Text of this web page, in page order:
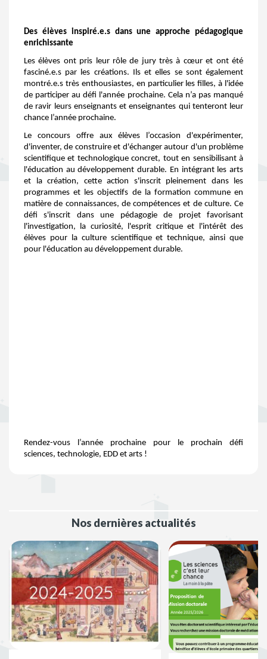
Des élèves inspiré.e.s dans une approche pédagogique
enrichissante
Les élèves ont pris leur rôle de jury très à cœur et ont été
fasciné.e.s par les créations. Ils et elles se sont également
montré.e.s très enthousiastes, en particulier les filles, à l'idée
de participer au défi l'année prochaine. Cela n’a pas manqué
de ravir leurs enseignants et enseignantes qui tenteront leur
chance l’année prochaine.
Le concours offre aux élèves l’occasion d'expérimenter,
d'inventer, de construire et d'échanger autour d'un problème
scientifique et technologique concret, tout en sensibilisant à
l'éducation au développement durable. En intégrant les arts
et la création, cette action s'inscrit pleinement dans les
programmes et les objectifs de la formation commune en
matière de connaissances, de compétences et de culture. Ce
défi s'inscrit dans une pédagogie de projet favorisant
l'investigation, la curiosité, l'esprit critique et l'intérêt des
élèves pour la culture scientifique et technique, ainsi que
pour l'éducation au développement durable.
Rendez-vous l’année prochaine pour le prochain défi
sciences, technologie, EDD et arts !
Nos dernières actualités